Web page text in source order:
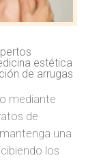
estética
de arrugas
mediante
de
una
los